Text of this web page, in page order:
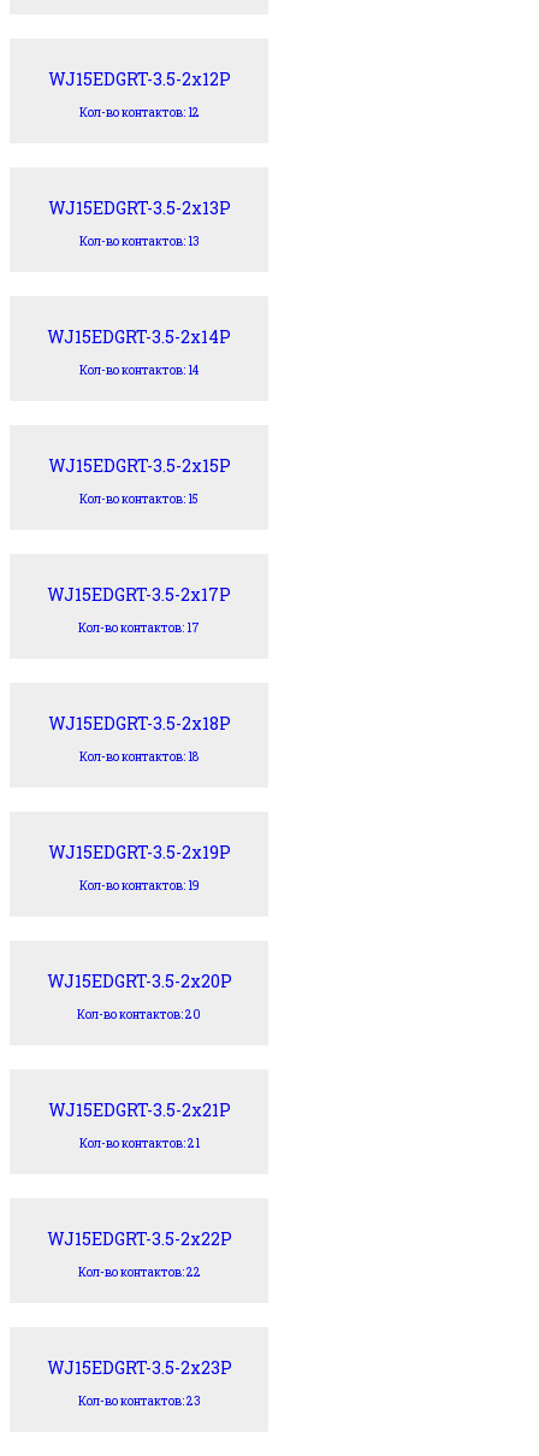
WJ15EDGRT-3.5-2x12P
Кол-во контактов: 12
WJ15EDGRT-3.5-2x13P
Кол-во контактов: 13
WJ15EDGRT-3.5-2x14P
Кол-во контактов: 14
WJ15EDGRT-3.5-2x15P
Кол-во контактов: 15
WJ15EDGRT-3.5-2x17P
Кол-во контактов: 17
WJ15EDGRT-3.5-2x18P
Кол-во контактов: 18
WJ15EDGRT-3.5-2x19P
Кол-во контактов: 19
WJ15EDGRT-3.5-2x20P
Кол-во контактов: 20
WJ15EDGRT-3.5-2x21P
Кол-во контактов: 21
WJ15EDGRT-3.5-2x22P
Кол-во контактов: 22
WJ15EDGRT-3.5-2x23P
Кол-во контактов: 23